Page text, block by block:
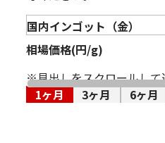
相場価格(円/g)
※見出しをスクロールして
1ヶ月
3ヶ月 6ヶ月